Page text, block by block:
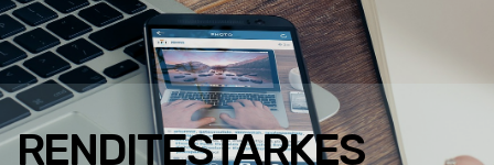
RENDITESTARKES